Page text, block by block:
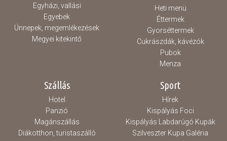
Egyházi, vallási
Egyebek
Ünnepek, megemlékezések
Megyei kitekintő
Heti menü
Éttermek
Gyorséttermek
Cukrászdák, kávézók
Pubok
Menza
Szállás
Hotel
Panzió
Magánszállás
Diákotthon, turistaszálló
Sport
Hírek
Kispályás Foci
Kispályás Labdarúgó Kupák
Szilveszter Kupa Galéria